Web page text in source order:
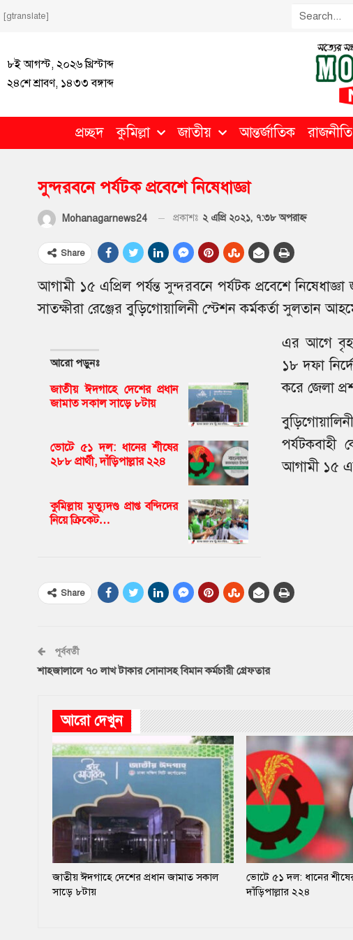
[gtranslate]
৮ই আগস্ট, ২০২৬ খ্রিস্টাব্দ
২৪শে শ্রাবণ, ১৪৩৩ বঙ্গাব্দ
প্রচ্ছদ কুমিল্লা জাতীয় আন্তর্জাতিক রাজনীতি
সুন্দরবনে পর্যটক প্রবেশে নিষেধাজ্ঞা
Mohanagarnews24 প্রকাশঃ ২ এপ্রি ২০২১, ৭:৩৮ অপরাহ্ণ
Share
আগামী ১৫ এপ্রিল পর্যন্ত সুন্দরবনে পর্যটক প্রবেশে
সাতক্ষীরা রেঞ্জের বুড়িগোয়ালিনী স্টেশন কর্মকর্তা সুলতান
আরো পড়ুনঃ
জাতীয় ঈদগাহে দেশের প্রধান
জামাত সকাল সাড়ে ৮টায়
ভোটে ৫১ দল: ধানের শীষের
২৮৮ প্রার্থী, দাঁড়িপাল্লার ২২৪
কুমিল্লায় মৃত্যুদণ্ড প্রাপ্ত বন্দিদের
নিয়ে ক্রিকেট…
এর আগে
১৮ দফা
করে জেলা
আগামী ১৫
Share
পূর্ববর্তী
শাহজালালে ৭০ লাখ টাকার সোনাসহ বিমান কর্মচারী গ্রেফতার
আরো দেখুন
জাতীয় ঈদগাহে দেশের প্রধান জামাত সকাল
সাড়ে ৮টায়
ভোটে ৫১ দল: ধানের শীষের
দাঁড়িপাল্লার ২২৪